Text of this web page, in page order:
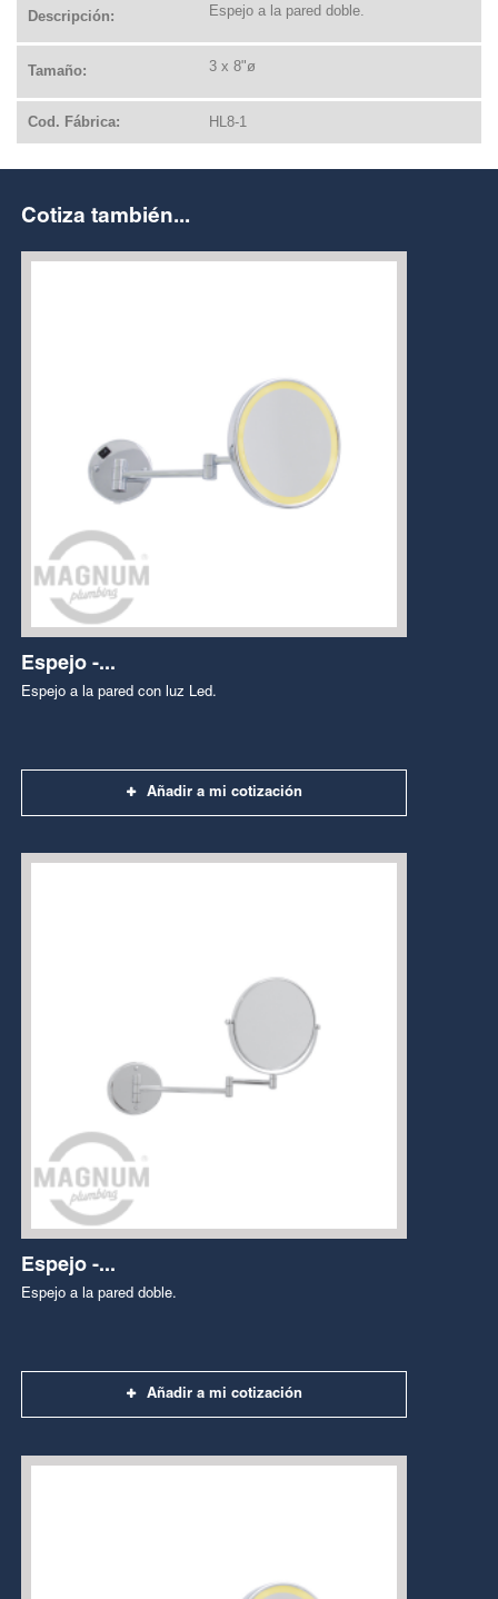
Descripción: Espejo a la pared doble.
Tamaño: 3 x 8"ø
Cod. Fábrica: HL8-1
Cotiza también...
Espejo -...
Espejo a la pared con luz Led.
Añadir a mi cotización
Espejo -...
Espejo a la pared doble.
Añadir a mi cotización